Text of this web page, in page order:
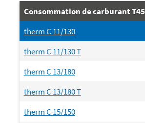
Consommation de carburant T45
therm C 11/130
therm C 11/130 T
therm C 13/180
therm C 13/180 T
therm C 15/150